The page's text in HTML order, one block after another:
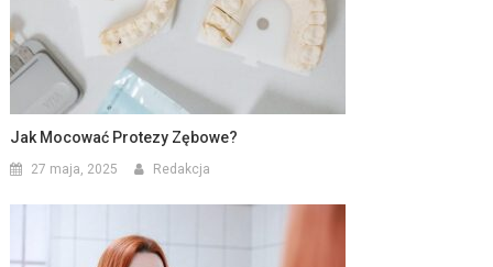
Jak Mocować Protezy Zębowe?
27 maja, 2025 Redakcja